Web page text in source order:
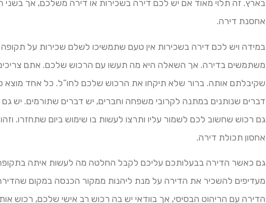
בארץ. זה תלוי מאוד אם יש לכם דירה בשכירות או דירה משלכם, אך בשני
אחסנת דירה.
במידה ויש לכם דירה בשכירות אין טעם שתמשיכו לשלם שכירות על
משתמשים בדירה. אך השאלה היא מה תעשו עם הרכוש שלכם. אתם
שקיבלתם אותה. ברור שלא תיקחו את הרכוש שלכם לחו“ל. כל אחד מוצא
דברים שנותנים במתנה לקרובי משפחה וחברים, יש דברים שתורמים. יש
גם רכוש שחשוב לכם לשמור עליו ותרצו לעשות בו שימוש ביום שתחזרו.
אחסון תכולת דירה.
גם כאשר הדירה בבעלותכם עליכם לקבל החלטה מה לעשות איתה
מעדיפים להשכיר את הדירה על מנת ליהנות ממקור הכנסה במקום
הדירה עם הריהוט הבסיסי, אך בוודאי יש בה רכוש רב אישי שלכם, רכוש